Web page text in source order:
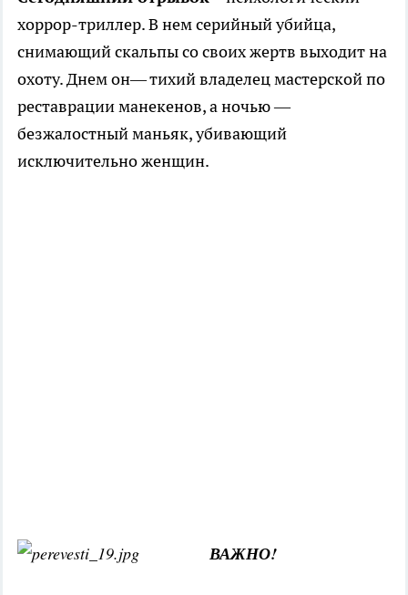
хоррор-триллер. В нем серийный убийца,
снимающий скальпы со своих жертв выходит на
охоту. Днем он— тихий владелец мастерской по
реставрации манекенов, а ночью —
безжалостный маньяк, убивающий
исключительно женщин.
ВАЖНО!